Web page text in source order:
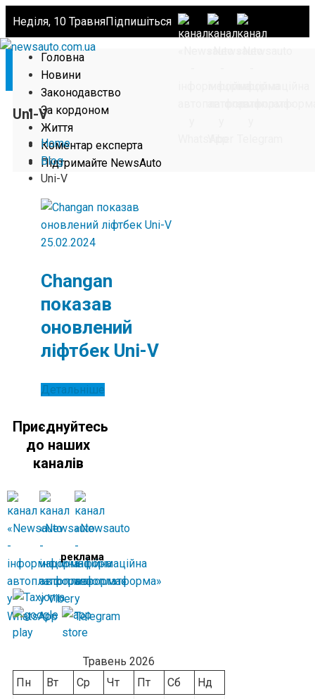
Неділя, 10 ТравняПідпишіться
Головна
Новини
Законодавство
За кордоном
Життя
Коментар експерта
Підтримайте NewsAuto
Uni-V
Home
Blog
Uni-V
25.02.2024
Changan
показав
оновлений
ліфтбек Uni-V
Детальніше
Приєднуйтесь
до наших
каналів
реклама
Травень 2026
Пн
Вт Ср Чт Пт Сб Нд